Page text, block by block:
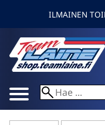
ILMAINEN